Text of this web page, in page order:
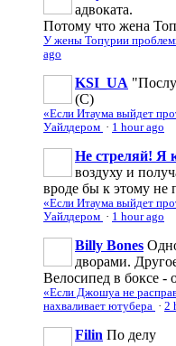
адвоката.
Потому что жена
У жены Топурии
ago
KSI_UA
(С)
«Если Итаума выйдет
Уайлдером · 1 hour ago
Не стреляй! Я
воздуху и
вроде бы к этому не
«Если Итаума выйдет
Уайлдером · 1 hour ago
Billy Bones
дворами.
Велосипед в боксе -
«Если Джошуа не
нахваливает ютубера · 2
Filin По делу